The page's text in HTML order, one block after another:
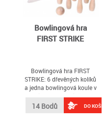
Bowlingová hra
FIRST STRIKE
Bowlingová hra FIRST
STRIKE: 6 dřevěných kolíků
a jedna bowlingová koule v
ekologickém bavlněném
sáčku
14 Bodů DO KOŠÍKU